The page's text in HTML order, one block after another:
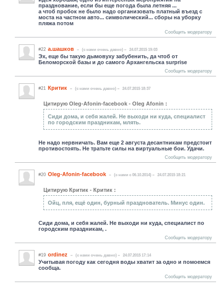
празднование, если бы еще погода была летняя ...
а чтоб пробок не было надо организовать платный въезд с
моста на частном авто... символический... сборы на уборку
пляжа потом
Сообщить модератору
#22 а.шашков (c нами очень давно) 24.07.2015 19:03
Эх, еще бы такую дымовуху забубенить, да чтоб от
Беломорской базы и до самого Архангельска surprise
Сообщить модератору
#21 Критик (c нами очень давно) 24.07.2015 18:37
Цитирую Oleg-Afonin-facebook - Oleg Afonin :
Сиди дома, и себя жалей. Не выходи ни куда, специалист
по городским праздникам, млять.
Не надо нервничать. Вам еще 2 августа десантникам предстоит
противостоять. Не тратьте силы на виртуальные бои. Удачи.
Сообщить модератору
#20 Oleg-Afonin-facebook (c нами с 06.10.2014) 24.07.2015 18:21
Цитирую Критик - Критик :
Ойц, пля, ещё один, бурный празднователь. Минус один.
Сиди дома, и себя жалей. Не выходи ни куда, специалист по
городским праздникам, .
Сообщить модератору
#19 ordinez (c нами очень давно) 24.07.2015 17:14
Учитывая погоду как сегодня воды хватит за одно и помоемся
сообща.
Сообщить модератору